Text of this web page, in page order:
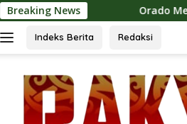
Breaking News
Orado Meriahkan Mura Expo
Indeks Berita Redaksi